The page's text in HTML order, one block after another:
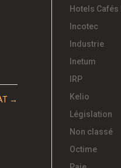
→
Hotels
Incotec
Industrie
Inetum
IRP
Kelio
Législation
Non classé
Octime